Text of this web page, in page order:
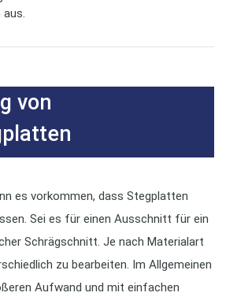
von
es vorkommen, dass Stegplatten
Sei es für einen Ausschnitt für ein
Schrägschnitt. Je nach Materialart
zu bearbeiten. Im Allgemeinen
Aufwand und mit einfachen